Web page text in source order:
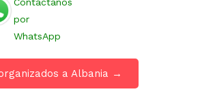
por
WhatsApp
a Albania →